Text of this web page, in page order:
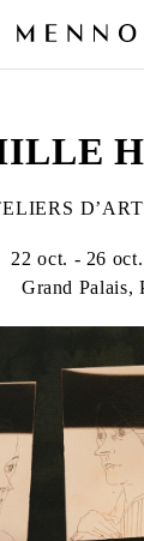
22 oct. - 26
Grand Palais,